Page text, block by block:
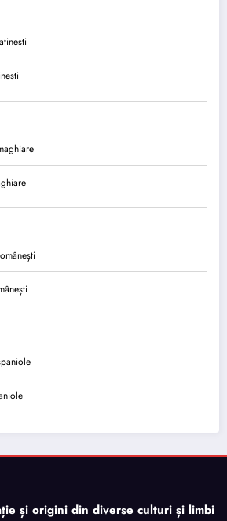
și origini din diverse culturi și limbi